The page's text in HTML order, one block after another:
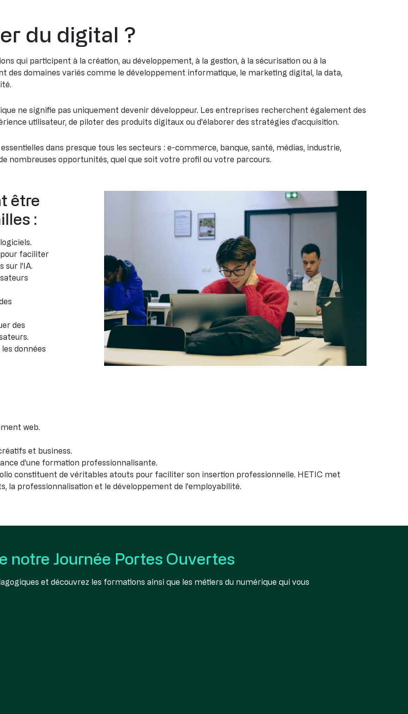
du digital ?
qui participent à la création, au développement, à la gestion, à la sécurisation ou à la
des domaines variés comme le développement informatique, le marketing digital, la data,
ne signifie pas uniquement devenir développeur. Les entreprises recherchent également des
utilisateur, de piloter des produits digitaux ou d'élaborer des stratégies d'acquisition.
dans presque tous les secteurs : e-commerce, banque, santé, médias, industrie,
nombreuses opportunités, quel que soit votre profil ou votre parcours.
être
:
faciliter
sur l'IA.
des
données
web.
et business.
d'une formation professionnalisante.
constituent de véritables atouts pour faciliter son insertion professionnelle. HETIC met
la professionnalisation et le développement de l'employabilité.
notre Journée Portes Ouvertes
et découvrez les formations ainsi que les métiers du numérique qui vous